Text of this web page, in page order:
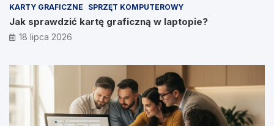
KARTY GRAFICZNE SPRZĘT KOMPUTEROWY
Jak sprawdzić kartę graficzną w laptopie?
18 lipca 2026